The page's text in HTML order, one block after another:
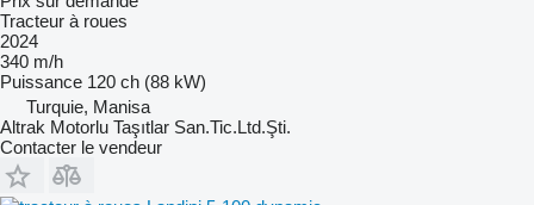
Tracteur à roues
2024
340 m/h
Puissance 120 ch (88 kW)
Turquie, Manisa
Altrak Motorlu Taşıtlar San.Tic.Ltd.Şti.
Contacter le vendeur